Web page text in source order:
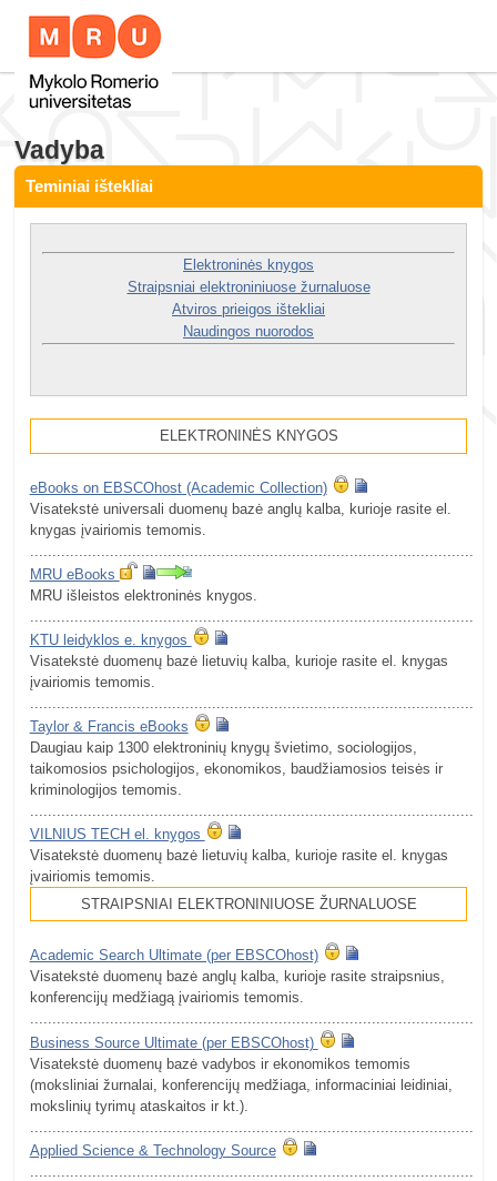
Vadyba
Teminiai ištekliai
Elektroninės knygos
Straipsniai elektroniniuose žurnaluose
Atviros prieigos ištekliai
Naudingos nuorodos
ELEKTRONINĖS KNYGOS
eBooks on EBSCOhost (Academic Сollection)
Visatekstė universali duomenų bazė anglų kalba, kurioje rasite el.
knygas įvairiomis temomis.
MRU eBooks
MRU išleistos elektroninės knygos.
KTU leidyklos e. knygos
Visatekstė duomenų bazė lietuvių kalba, kurioje rasite el. knygas
įvairiomis temomis.
Taylor & Francis eBooks
Daugiau kaip 1300 elektroninių knygų švietimo, sociologijos,
taikomosios psichologijos, ekonomikos, baudžiamosios teisės ir
kriminologijos temomis.
VILNIUS TECH el. knygos
Visatekstė duomenų bazė lietuvių kalba, kurioje rasite el. knygas
įvairiomis temomis.
STRAIPSNIAI ELEKTRONINIUOSE ŽURNALUOSE
Academic Search Ultimate (per EBSCOhost)
Visatekstė duomenų bazė anglų kalba, kurioje rasite straipsnius,
konferencijų medžiagą įvairiomis temomis.
Business Source Ultimate (per EBSCOhost)
Visatekstė duomenų bazė vadybos ir ekonomikos temomis
(moksliniai žurnalai, konferencijų medžiaga, informaciniai leidiniai,
mokslinių tyrimų ataskaitos ir kt.).
Applied Science & Technology Source